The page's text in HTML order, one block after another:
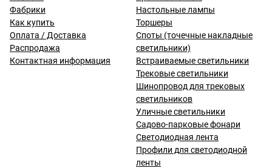
Фабрики
Как купить
Оплата / Доставка
Распродажа
Контактная информация
Настольные лампы
Торшеры
Споты (точечные накладные
светильники)
Встраиваемые светильники
Трековые светильники
Шинопровод для трековых
светильников
Уличные светильники
Садово-парковые фонари
Светодиодная лента
Профили для светодиодной
ленты